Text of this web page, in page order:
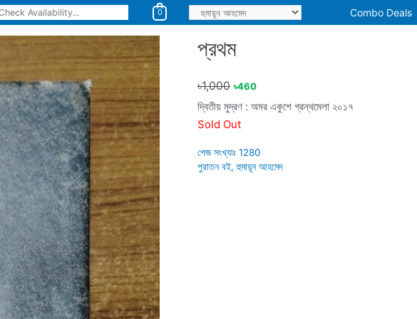
0 Combo Deals
প্রথম
৳1,000 ৳460
দ্বিতীয় মুদ্রণ : অমর একুশে গ্রন্থমেলা ২০১৭
Sold Out
পেজ সংখ্যাঃ 1280
পুরাতন বই,হুমায়ূন আহমেদ